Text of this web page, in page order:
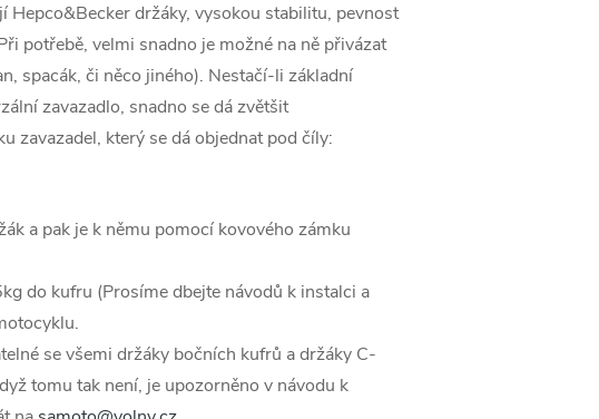
Hepco&Becker držáky, vysokou stabilitu, pevnost
potřebě, velmi snadno je možné na ně přivázat
spacák, či něco jiného). Nestačí-li základní
zavazadlo, snadno se dá zvětšit
zavazadel, který se dá objednat pod číly:
a pak je k němu pomocí kovového zámku
do kufru (Prosíme dbejte návodů k instalci a
se všemi držáky bočních kufrů a držáky C-
tomu tak není, je upozorněno v návodu k